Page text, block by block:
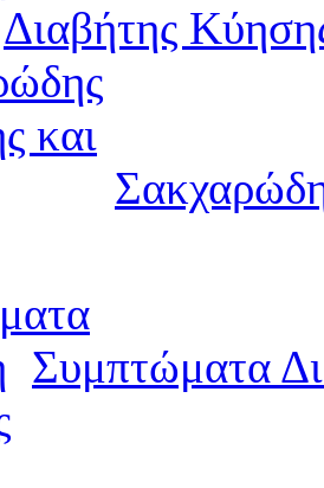
Διαβήτης
Συμπτώματα